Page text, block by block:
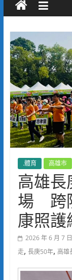
.體育 高雄市
高雄長
場 跨
康照護
2026 年 6 月 7 日
走, 長庚50年, 高雄